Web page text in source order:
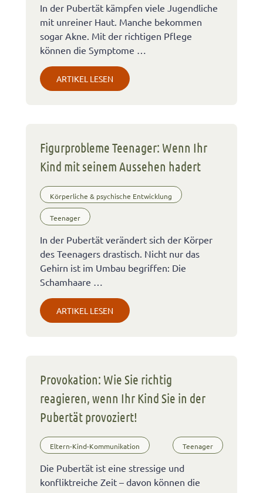
In der Pubertät kämpfen viele Jugendliche
mit unreiner Haut. Manche bekommen
sogar Akne. Mit der richtigen Pflege
können die Symptome …
ARTIKEL LESEN
Figurprobleme Teenager: Wenn Ihr
Kind mit seinem Aussehen hadert
Körperliche & psychische Entwicklung
Teenager
In der Pubertät verändert sich der Körper
des Teenagers drastisch. Nicht nur das
Gehirn ist im Umbau begriffen: Die
Schamhaare …
ARTIKEL LESEN
Provokation: Wie Sie richtig
reagieren, wenn Ihr Kind Sie in der
Pubertät provoziert!
Eltern-Kind-Kommunikation Teenager
Die Pubertät ist eine stressige und
konfliktreiche Zeit – davon können die